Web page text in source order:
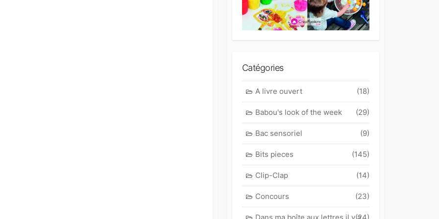
Catégories
A livre ouvert (18)
Babou's look of the week (29)
Bac sensoriel (9)
Bits pieces (145)
Clip-Clap (14)
Concours (23)